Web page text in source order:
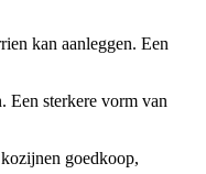
kan aanleggen. Een
Een sterkere vorm van
goedkoop,